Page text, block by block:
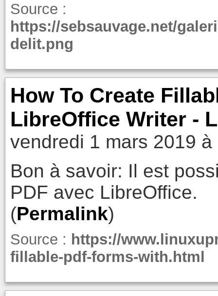
Source :
https://sebsauvage.net/
delit.png
How To Create
LibreOffice Writer -
vendredi 1 mars 2019 à
Bon à savoir: Il est
PDF avec LibreOffice.
(Permalink)
Source : https://
fillable-pdf-forms-with.html